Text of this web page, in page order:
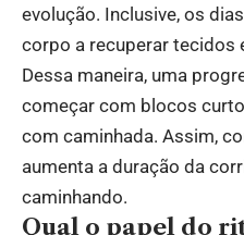
evolução. Inclusive, os
corpo a recuperar tecidos
Dessa maneira, uma
começar com blocos
com caminhada. Assim,
aumenta a duração da
caminhando.
Qual o papel do